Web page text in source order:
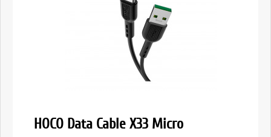
HOCO Data Cable X33 Micro